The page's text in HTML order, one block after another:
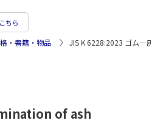
・書籍・物品 JIS K 6228:2023 ゴム―灰分
ちら
of ash